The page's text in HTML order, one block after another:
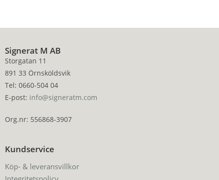
Signerat M AB
Storgatan 11
891 33 Örnsköldsvik
Tel: 0660-504 04
E-post: info@signeratm.com
Org.nr: 556868-3907
Kundservice
Köp- & leveransvillkor